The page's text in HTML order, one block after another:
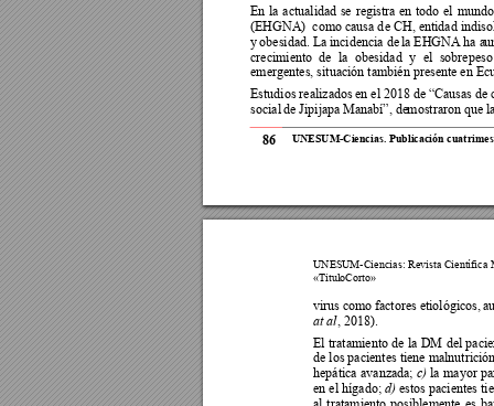
86 UNESUM-Ciencias. Publicación
En la actualidad se registra en todo el
(EHGNA)  como causa de CH, entidad
y obesidad. La incidencia de la EHGNA ha a
crecimiento de la obesidad y el
emergentes, situación también presente en
Estudios realizados en el 2018 de “Causas de
social de Jipijapa Manabí”, demostraron que
UNESUM-Ciencias: Revista Científica
«TituloCorto»
virus como factores etiológicos,
at al, 2018).
El tratamiento de la DM del
de los pacientes tiene
hepática avanzada; c) la mayor pa
en el hígado; d) estos pacientes